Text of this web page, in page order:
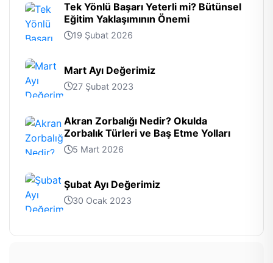
Tek Yönlü Başarı Yeterli mi? Bütünsel
Eğitim Yaklaşımının Önemi
19 Şubat 2026
Mart Ayı Değerimiz
27 Şubat 2023
Akran Zorbalığı Nedir? Okulda
Zorbalık Türleri ve Baş Etme Yolları
5 Mart 2026
Şubat Ayı Değerimiz
30 Ocak 2023